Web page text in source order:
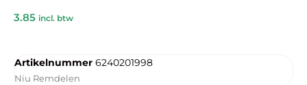
3.85 incl. btw
Artikelnummer 6240201998
Niu Remdelen